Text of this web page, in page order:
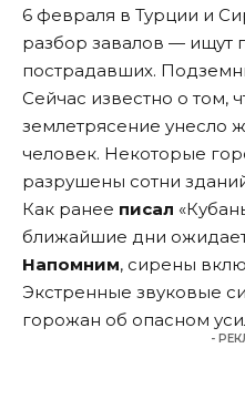
6 февраля в Турции и
разбор завалов — ищут
пострадавших.
Сейчас известно о том,
землетрясение унесло
человек. Некоторые
разрушены сотни
Как ранее писал
ближайшие дни
Напомним, сирены
Экстренные звуковые
горожан об опасном
-